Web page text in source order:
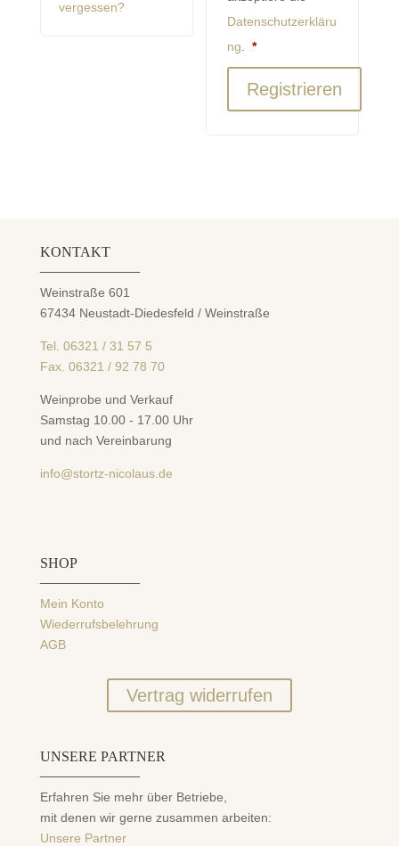
vergessen?
Datenschutzerkläru
ng
*Erforderlich
Registrieren
KONTAKT
Weinstraße 601
67434 Neustadt-Diedesfeld / Weinstraße
Tel. 06321 / 31 57 5
Fax. 06321 / 92 78 70
Weinprobe und Verkauf
Samstag 10.00 - 17.00 Uhr
und nach Vereinbarung
info@stortz-nicolaus.de
SHOP
Mein Konto
Wiederrufsbelehrung
AGB
Vertrag widerrufen
UNSERE PARTNER
Erfahren Sie mehr über Betriebe,
mit denen wir gerne zusammen arbeiten:
Unsere Partner